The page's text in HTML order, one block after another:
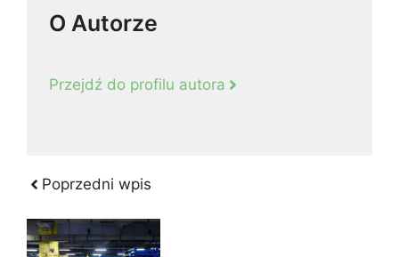
O Autorze
Przejdź do profilu autora
Poprzedni wpis